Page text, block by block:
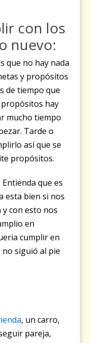
con los
nuevo:
que no hay nada
y propósitos
de tiempo que
hay
mucho tiempo
Tarde o
así que se
propósitos.
que es
esta bien si nos
con esto nos
en
cumplir en
no siguió al pie
, un carro,
pareja,